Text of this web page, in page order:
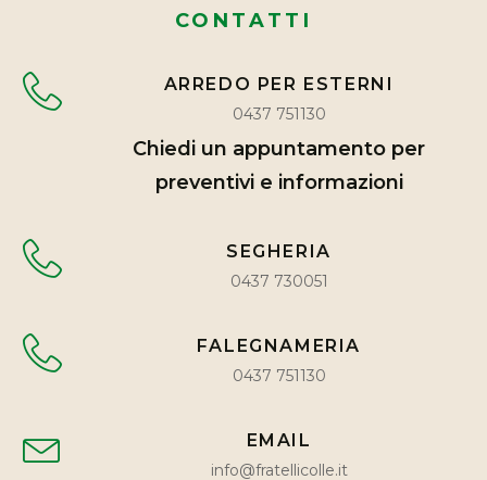
CONTATTI
ARREDO PER ESTERNI
0437 751130
Chiedi un appuntamento per
preventivi e informazioni
SEGHERIA
0437 730051
FALEGNAMERIA
0437 751130
EMAIL
info@fratellicolle.it